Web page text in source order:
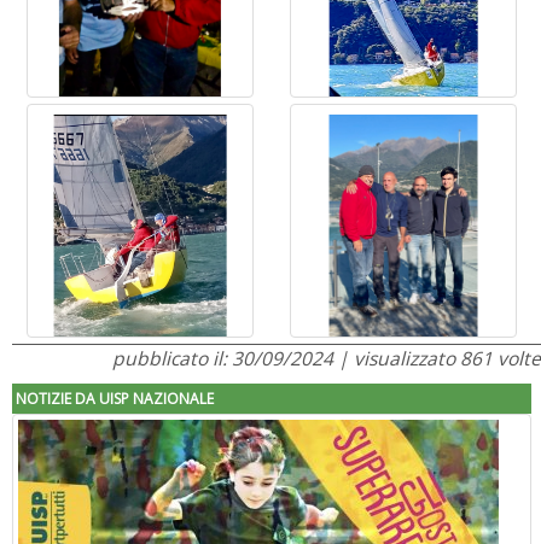
pubblicato il: 30/09/2024 | visualizzato 861 volte
NOTIZIE DA UISP NAZIONALE